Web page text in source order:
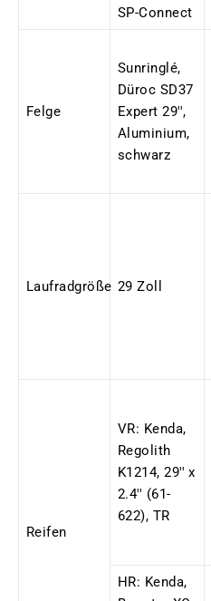
SP-Connect
Felge
Sunringlé,
Düroc SD37
Expert 29'',
Aluminium,
schwarz
Laufradgröße 29 Zoll
Reifen
VR: Kenda,
Regolith
K1214, 29'' x
2.4'' (61-
622), TR
HR: Kenda,